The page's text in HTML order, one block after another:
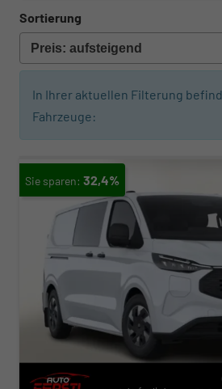
Sortierung
In Ihrer aktuellen Filterung
Fahrzeuge:
32,4%